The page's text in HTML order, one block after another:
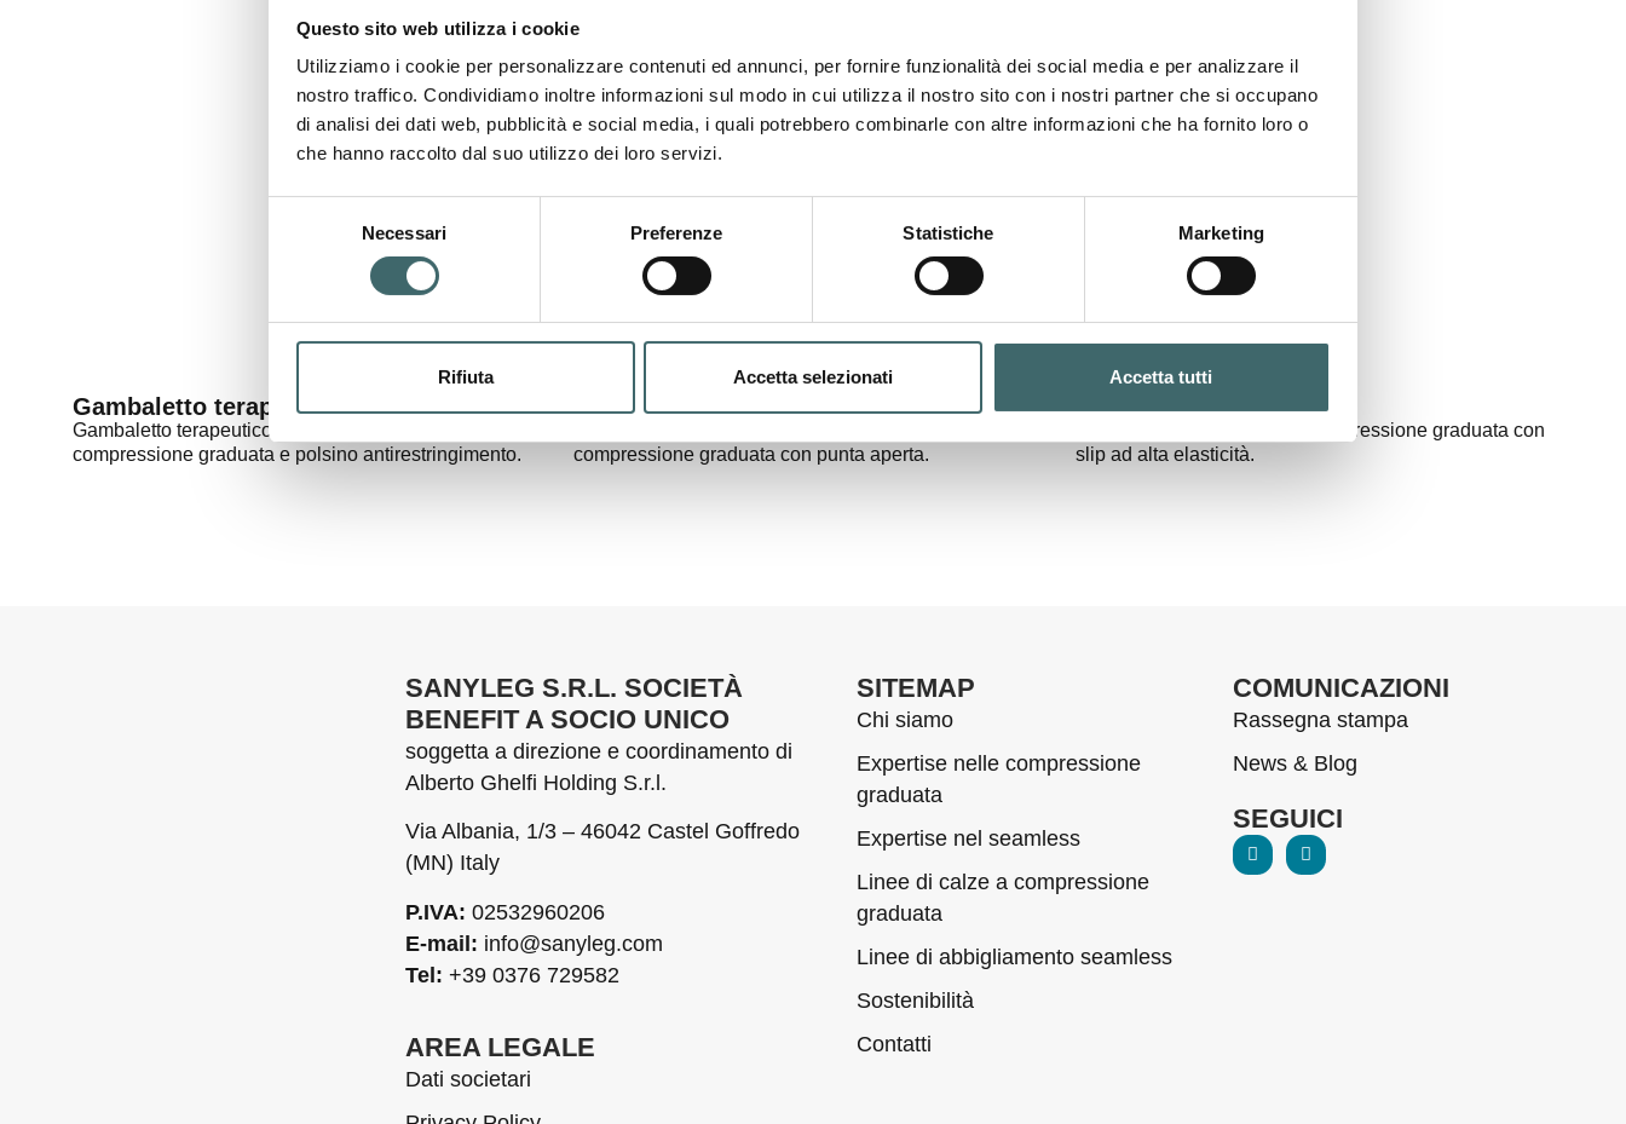
Questo sito web utilizza i cookie
Utilizziamo i cookie per personalizzare contenuti ed annunci, per fornire funzionalità dei social media e per analizzare il
nostro traffico. Condividiamo inoltre informazioni sul modo in cui utilizza il nostro sito con i nostri partner che si occupano
di analisi dei dati web, pubblicità e social media, i quali potrebbero combinarle con altre informazioni che ha fornito loro o
che hanno raccolto dal suo utilizzo dei loro servizi.
Necessari Preferenze Statistiche Marketing
Rifiuta Accetta selezionati Accetta tutti
Gambaletto terapeutico
Gambaletto terapeutico con punta aperta a
compressione graduata e polsino antirestringimento.
Autoreggente terapeutico
compressione graduata con punta aperta.
Collant terapeutico
Collant con punta aperta a compressione graduata con
slip ad alta elasticità.
SANYLEG S.R.L. SOCIETÀ
BENEFIT A SOCIO UNICO
soggetta a direzione e coordinamento di
Alberto Ghelfi Holding S.r.l.
Via Albania, 1/3 – 46042 Castel Goffredo
(MN) Italy
P.IVA: 02532960206
E-mail: info@sanyleg.com
Tel: +39 0376 729582
AREA LEGALE
Dati societari
SITEMAP
Chi siamo
Expertise nelle compressione
graduata
Expertise nel seamless
Linee di calze a compressione
graduata
Linee di abbigliamento seamless
Sostenibilità
Contatti
COMUNICAZIONI
Rassegna stampa
News & Blog
SEGUICI